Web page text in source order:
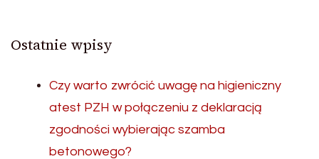
Ostatnie wpisy
Czy warto zwrócić uwagę na higieniczny
atest PZH w połączeniu z deklaracją
zgodności wybierając szamba
betonowego?